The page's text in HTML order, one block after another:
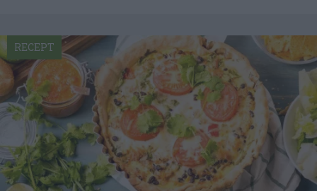
RECEPT